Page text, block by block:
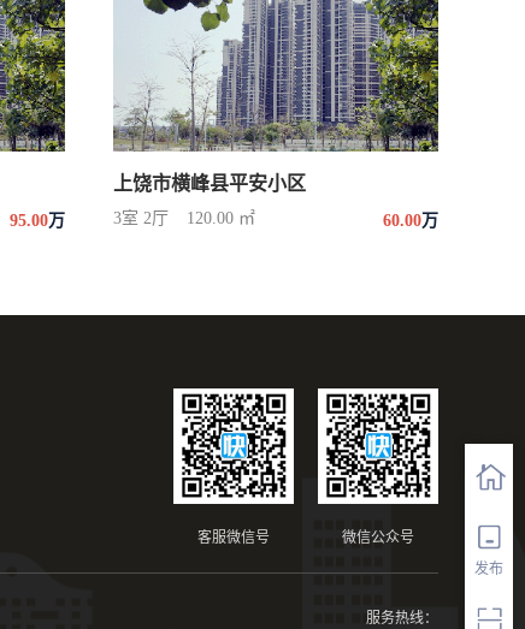
发布
95.00万
上饶市横峰县平安小区
3室 2厅 120.00 ㎡ 60.00万
微信公众号
客服微信号
服务热线：